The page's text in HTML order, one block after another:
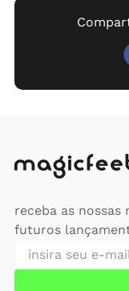
receba as nossas
futuros